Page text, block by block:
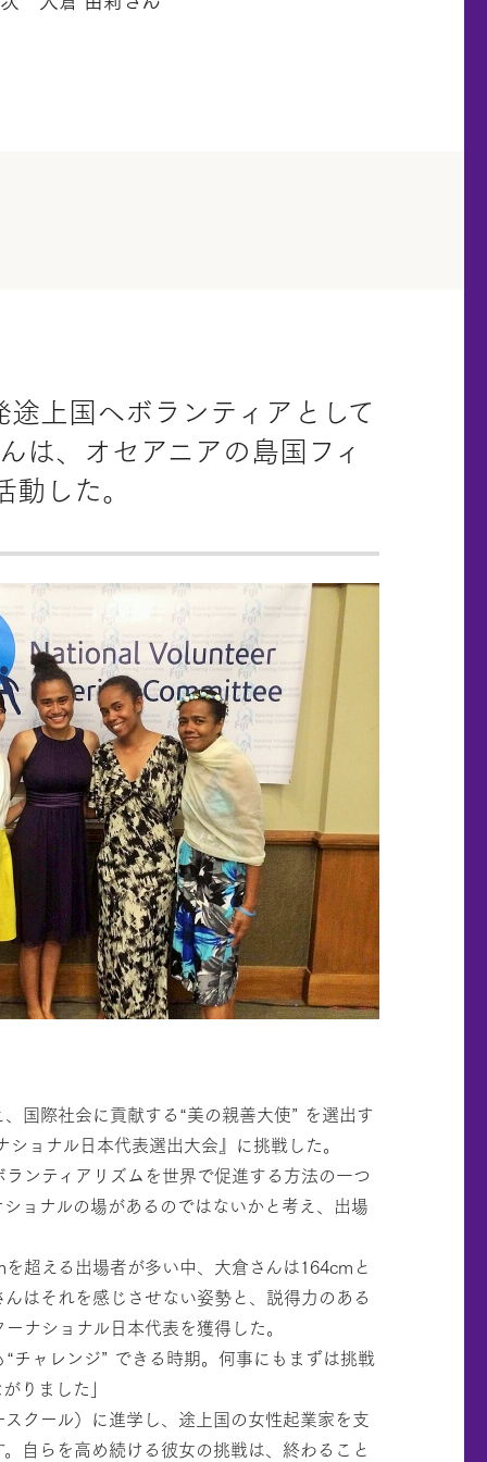
上国へボランティアとして
は、オセアニアの島国フィ
した。
国際社会に貢献する“美の親善大使” を選出す
ョナル日本代表選出大会』に挑戦した。
ランティアリズムを世界で促進する方法の一つ
ョナルの場があるのではないかと考え、出場
超える出場者が多い中、大倉さんは164cmと
はそれを感じさせない姿勢と、説得力のある
ナショナル日本代表を獲得した。
“チャレンジ” できる時期。何事にもまずは挑戦
りました」
クール）に進学し、途上国の女性起業家を支
自らを高め続ける彼女の挑戦は、終わること